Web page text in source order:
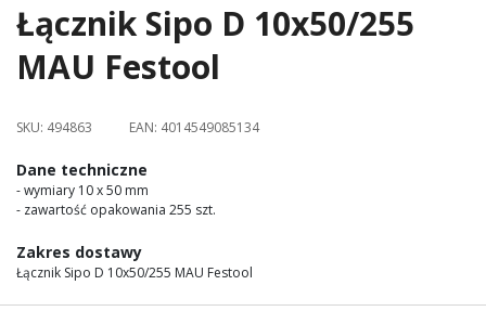
Skip
to
the
of
images
gallery
Łącznik Sipo D 10x50/255
MAU Festool
SKU: 494863 EAN: 4014549085134
Dane techniczne
- wymiary 10 x 50 mm
- zawartość opakowania 255 szt.
Zakres dostawy
Łącznik Sipo D 10x50/255 MAU Festool